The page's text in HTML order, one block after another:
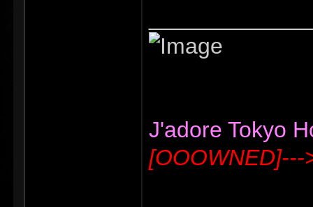
J'adore Tokyo
[OOOWNED]---